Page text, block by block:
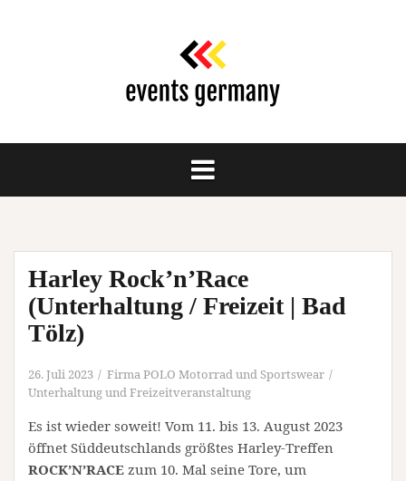
Harley Rock’n’Race
(Unterhaltung / Freizeit | Bad
Tölz)
26. Juli 2023
Firma POLO Motorrad und Sportswear
Unterhaltung und Freizeitveranstaltung
Es ist wieder soweit! Vom 11. bis 13. August 2023
öffnet Süddeutschlands größtes Harley-Treffen
ROCK’N’RACE zum 10. Mal seine Tore, um